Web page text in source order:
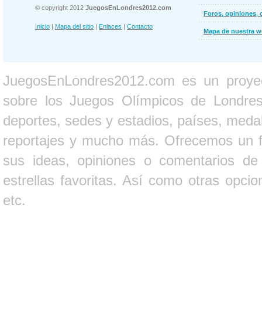
© copyright 2012 JuegosEnLondres2012.com
Inicio | Mapa del sitio | Enlaces | Contacto
Foros, opiniones,
Mapa de nuestra
JuegosEnLondres2012.com es un
sobre los Juegos Olímpicos de
deportes, sedes y estadios, países,
reportajes y mucho más. Ofrecemos un
sus ideas, opiniones o comentarios
estrellas favoritas. Así como otras
etc.